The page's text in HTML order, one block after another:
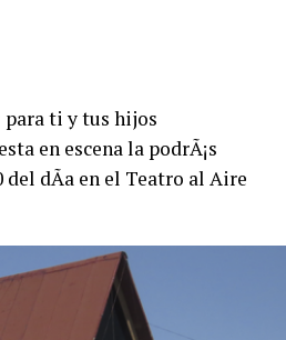
para ti y tus hijos
en escena la podrÃ¡s
del dÃ­a en el Teatro al Aire